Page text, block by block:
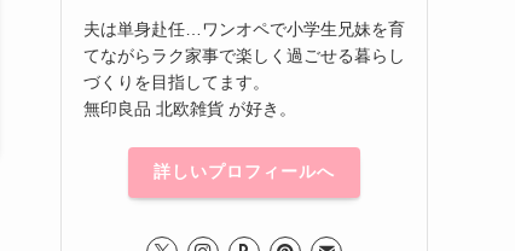
夫は単身赴任…ワンオペで小学生兄妹を育
てながらラク家事で楽しく過ごせる暮らし
づくりを目指してます。
無印良品 北欧雑貨 が好き。
詳しいプロフィールへ